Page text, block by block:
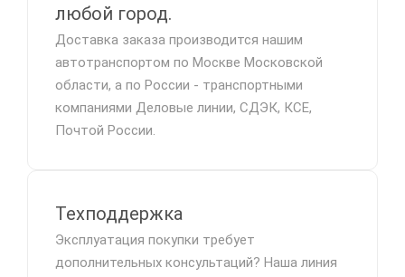
любой город.
Доставка заказа производится нашим
автотранспортом по Москве Московской
области, а по России - транспортными
компаниями Деловые линии, СДЭК, КСЕ,
Почтой России.
Техподдержка
Эксплуатация покупки требует
дополнительных консультаций? Наша линия